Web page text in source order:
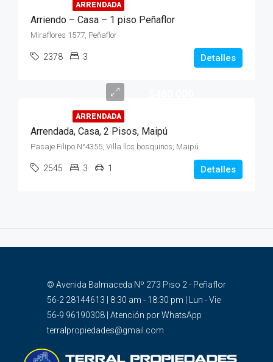
ARRENDADA
Arriendo – Casa – 1 piso Peñaflor
Miraflores 1577, Peñaflor
2378 3 Detalles
ARRENDADA
Arrendada, Casa, 2 Pisos, Maipú
Pasaje Filipo N°4355, Villa llos bosquinos, Maipú
2545 3 1 Detalles
© Avenida Balmaceda Nº 273 Piso 2 - Peñaflor
56-2 28144613 | 8:30 am - 18:30 pm | Lun - Vie
56-9 96190308 | Atención por WhatsApp
terralpropiedades@gmail.com